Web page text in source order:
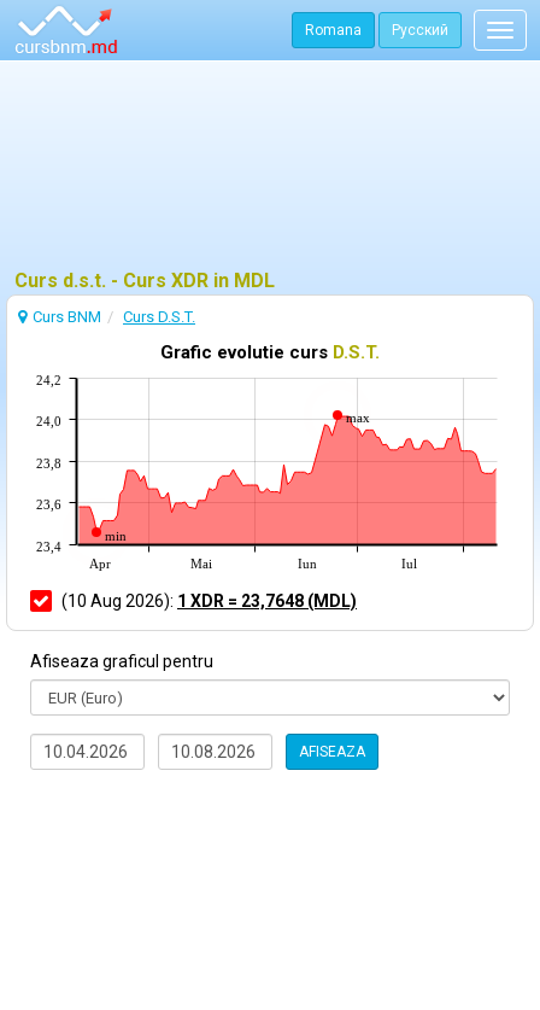
Romana Русский
Curs d.s.t. - Curs XDR in MDL
Curs BNM Curs D.S.T.
Grafic evolutie curs D.S.T.
min
max
Apr Mai Iun Iul
23,4
23,6
23,8
24,0
24,2
(10 Aug 2026): 1 XDR = 23,7648 (MDL)
Afiseaza graficul pentru
AFISEAZA